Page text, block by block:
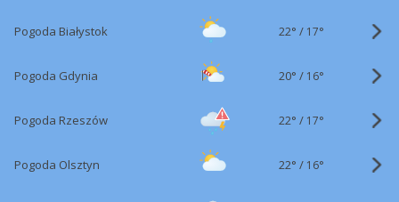
Pogoda Białystok 22° / 17°
Pogoda Gdynia 20° / 16°
Pogoda Rzeszów 22° / 17°
Pogoda Olsztyn 22° / 16°